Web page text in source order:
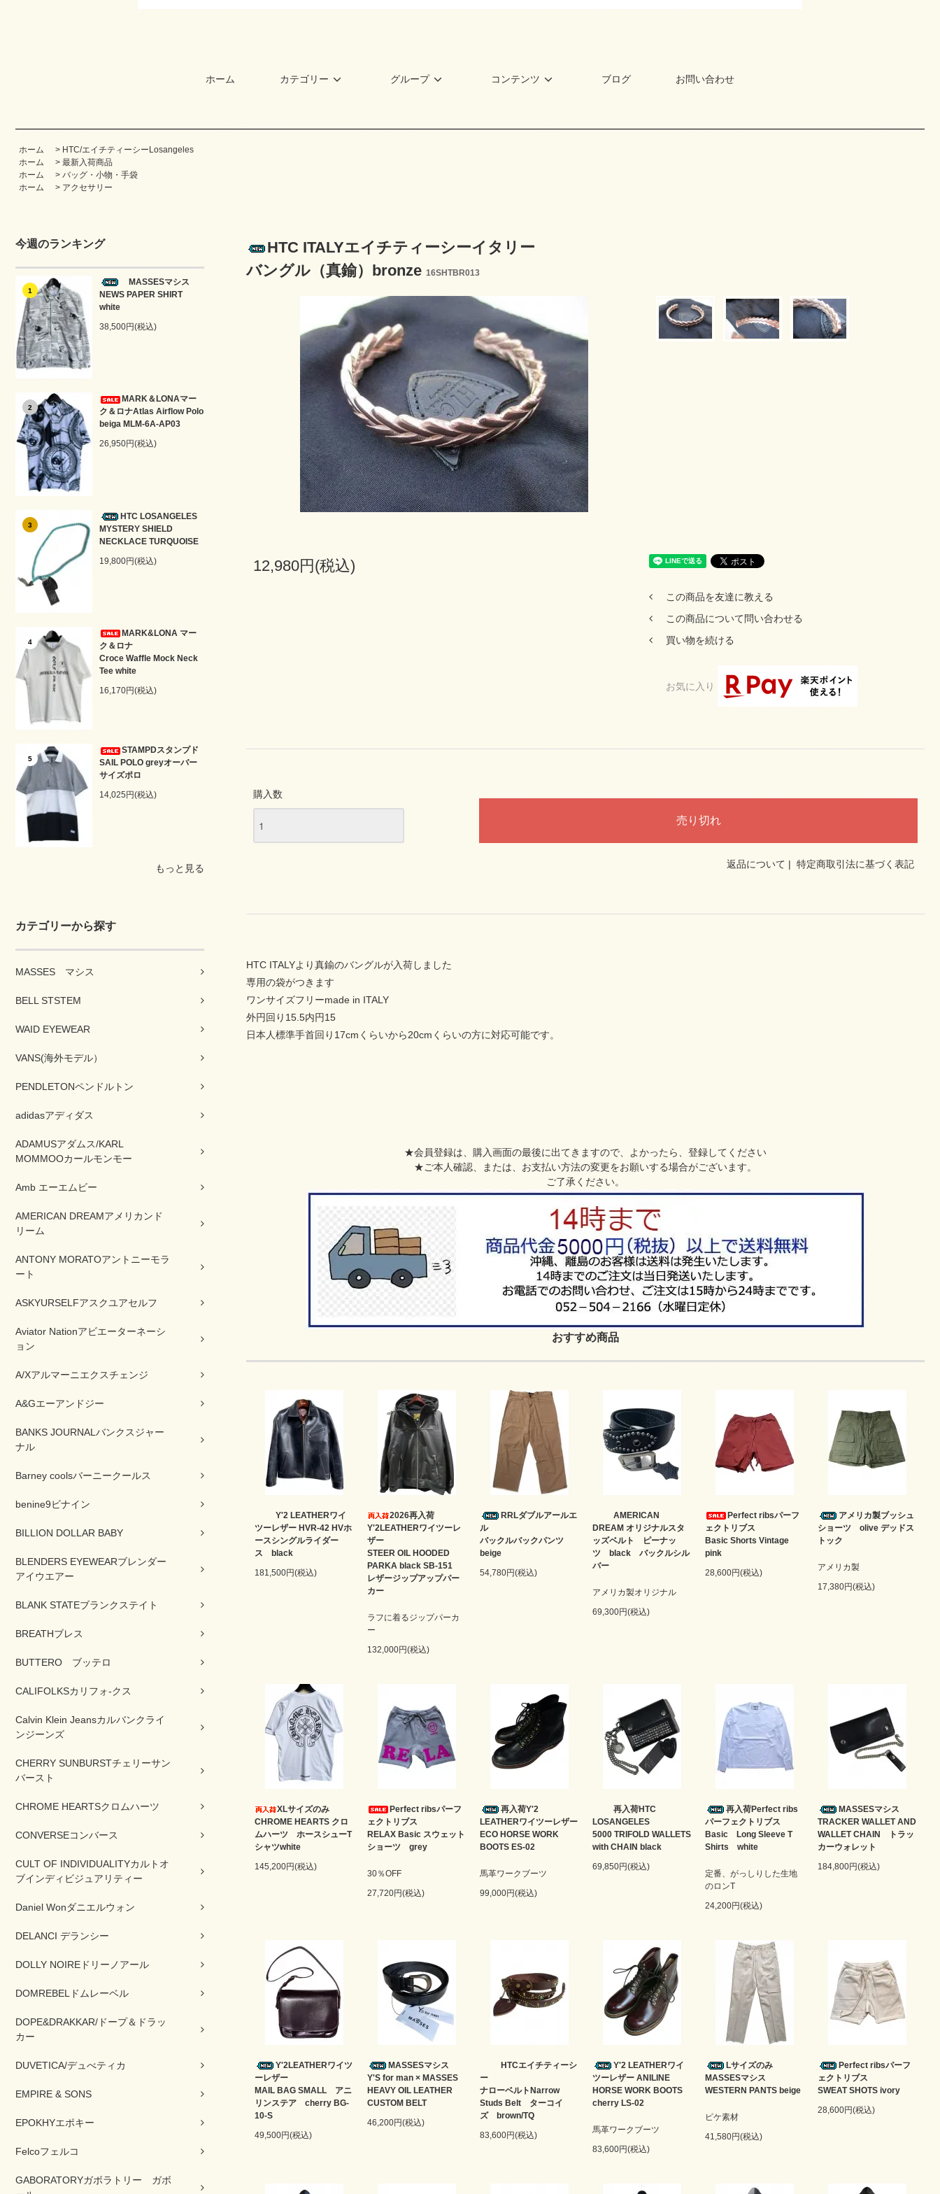
ホーム カテゴリー グループ コンテンツ ブログ お問い合わせ
ホーム > HTC/エイチティーシーLosangeles
ホーム
> 最新入荷商品
ホーム
> バッグ・小物・手袋
ホーム
> アクセサリー
今週のランキング
1
MASSESマシス
NEWS PAPER SHIRT
white
38,500円(税込)
2
MARK＆LONAマー
ク＆ロナAtlas Airflow Polo
beiga MLM-6A-AP03
26,950円(税込)
3
HTC LOSANGELES
MYSTERY SHIELD
NECKLACE TURQUOISE
19,800円(税込)
4
MARK&LONA マー
ク＆ロナ
Croce Waffle Mock Neck
Tee white
16,170円(税込)
5
STAMPDスタンプド
SAIL POLO greyオーバー
サイズポロ
14,025円(税込)
もっと見る
カテゴリーから探す
MASSES マシス
BELL STSTEM
WAID EYEWEAR
VANS(海外モデル）
PENDLETONペンドルトン
adidasアディダス
ADAMUSアダムス/KARL
MOMMOOカールモンモー
Amb エーエムビー
AMERICAN DREAMアメリカンド
リーム
ANTONY MORATOアントニーモラ
ート
ASKYURSELFアスクユアセルフ
Aviator Nationアビエーターネーシ
ョン
A/Xアルマーニエクスチェンジ
A&Gエーアンドジー
BANKS JOURNALバンクスジャー
ナル
Barney coolsバーニークールス
benine9ビナイン
BILLION DOLLAR BABY
BLENDERS EYEWEARブレンダー
アイウエアー
BLANK STATEブランクステイト
BREATHブレス
BUTTERO ブッテロ
CALIFOLKSカリフォ-クス
Calvin Klein Jeansカルバンクライ
ンジーンズ
CHERRY SUNBURSTチェリーサン
バースト
CHROME HEARTSクロムハーツ
CONVERSEコンバース
CULT OF INDIVIDUALITYカルトオ
ブインディビジュアリティー
Daniel Wonダニエルウォン
DELANCI デランシー
DOLLY NOIREドリーノアール
DOMREBELドムレーベル
DOPE&DRAKKAR/ドープ＆ドラッ
カー
DUVETICA/デュべティカ
EMPIRE & SONS
EPOKHYエポキー
Felcoフェルコ
GABORATORYガボラトリー ガボ
HTC ITALYエイチティーシーイタリー
バングル（真鍮）bronze 16SHTBR013
12,980円(税込)
この商品を友達に教える
この商品について問い合わせる
買い物を続ける
お気に入り
購入数
返品について | 特定商取引法に基づく表記
HTC ITALYより真鍮のバングルが入荷しました
専用の袋がつきます
ワンサイズフリーmade in ITALY
外円回り15.5内円15
日本人標準手首回り17cmくらいから20cmくらいの方に対応可能です。
★会員登録は、購入画面の最後に出てきますので、よかったら、登録してください
★ご本人確認、または、お支払い方法の変更をお願いする場合がございます。
ご了承ください。
おすすめ商品
Y'2 LEATHERワイ
ツーレザー HVR-42 HVホ
ースシングルライダー
ス black
181,500円(税込)
2026再入荷
Y'2LEATHERワイツーレ
ザー
STEER OIL HOODED
PARKA black SB-151
レザージップアップパー
カー
ラフに着るジップパーカ
ー
132,000円(税込)
RRLダブルアールエ
ル
バックルバックパンツ
beige
54,780円(税込)
AMERICAN
DREAM オリジナルスタ
ッズベルト ピーナッ
ツ black バックルシル
バー
アメリカ製オリジナル
69,300円(税込)
Perfect ribsパーフ
ェクトリブス
Basic Shorts Vintage
pink
28,600円(税込)
アメリカ製ブッシュ
ショーツ olive デッドス
トック
アメリカ製
17,380円(税込)
XLサイズのみ
CHROME HEARTS クロ
ムハーツ ホースシューT
シャツwhite
145,200円(税込)
Perfect ribsパーフ
ェクトリブス
RELAX Basic スウェット
ショーツ grey
30％OFF
27,720円(税込)
再入荷Y'2
LEATHERワイツーレザー
ECO HORSE WORK
BOOTS ES-02
馬革ワークブーツ
99,000円(税込)
再入荷HTC
LOSANGELES
5000 TRIFOLD WALLETS
with CHAIN black
69,850円(税込)
再入荷Perfect ribs
パーフェクトリブス
Basic Long Sleeve T
Shirts white
定番、がっしりした生地
のロンT
24,200円(税込)
MASSESマシス
TRACKER WALLET AND
WALLET CHAIN トラッ
カーウォレット
184,800円(税込)
Y'2LEATHERワイツ
ーレザー
MAIL BAG SMALL アニ
リンステア cherry BG-
10-S
49,500円(税込)
MASSESマシス
Y'S for man × MASSES
HEAVY OIL LEATHER
CUSTOM BELT
46,200円(税込)
HTCエイチティーシ
ー
ナローベルトNarrow
Studs Belt ターコイ
ズ brown/TQ
83,600円(税込)
Y'2 LEATHERワイ
ツーレザー ANILINE
HORSE WORK BOOTS
cherry LS-02
馬革ワークブーツ
83,600円(税込)
Lサイズのみ
MASSESマシス
WESTERN PANTS beige
ピケ素材
41,580円(税込)
Perfect ribsパーフ
ェクトリブス
SWEAT SHOTS ivory
28,600円(税込)